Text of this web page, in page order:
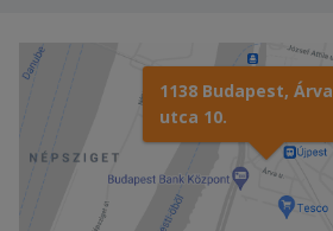
1138 Budapest, Árva
utca 10.